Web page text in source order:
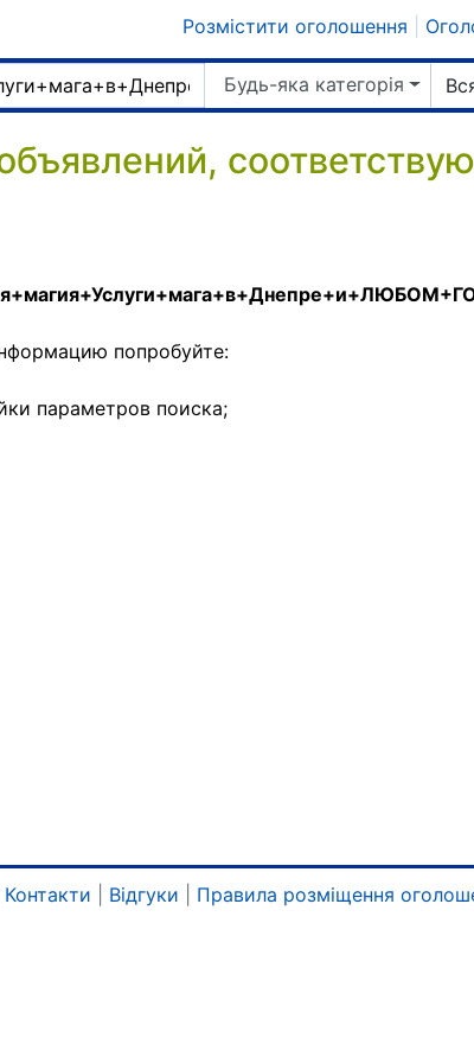
Розмістити оголошення
Будь-яка категорія
попробуйте:
параметров поиска;
Контакти Відгуки Правила розміщення